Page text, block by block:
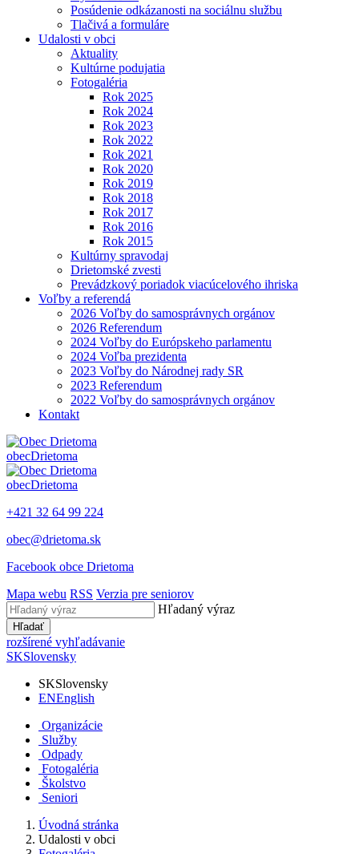
Posúdenie odkázanosti na sociálnu službu
Tlačivá a formuláre
Udalosti v obci
Aktuality
Kultúrne podujatia
Fotogaléria
Rok 2025
Rok 2024
Rok 2023
Rok 2022
Rok 2021
Rok 2020
Rok 2019
Rok 2018
Rok 2017
Rok 2016
Rok 2015
Kultúrny spravodaj
Drietomské zvesti
Prevádzkový poriadok viacúcelového ihriska
Voľby a referendá
2026 Voľby do samosprávnych orgánov
2026 Referendum
2024 Voľby do Európskeho parlamentu
2024 Voľba prezidenta
2023 Voľby do Národnej rady SR
2023 Referendum
2022 Voľby do samosprávnych orgánov
Kontakt
obecDrietoma
obecDrietoma
+421 32 64 99 224
obec@drietoma.sk
Facebook obce Drietoma
Mapa webu RSS Verzia pre seniorov
Hľadaný výraz
Hľadať
rozšírené vyhľadávanie
SKSlovensky
SKSlovensky
ENEnglish
Organizácie
Služby
Odpady
Fotogaléria
Školstvo
Seniori
Úvodná stránka
Udalosti v obci